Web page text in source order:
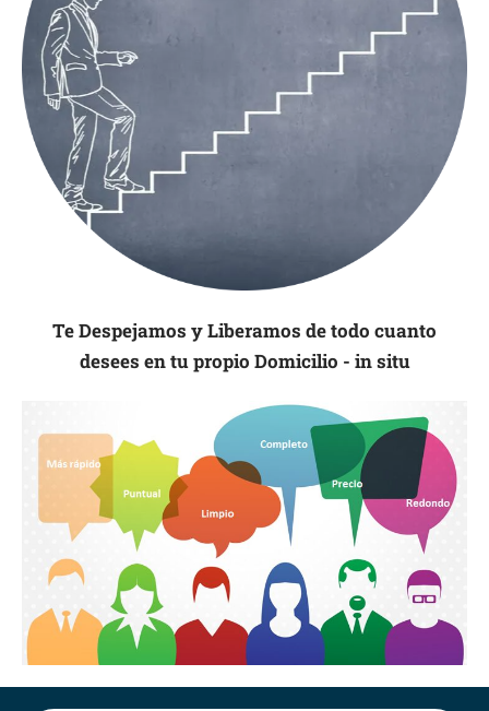
Te Despejamos y Liberamos de todo cuanto
desees en tu propio Domicilio - in situ